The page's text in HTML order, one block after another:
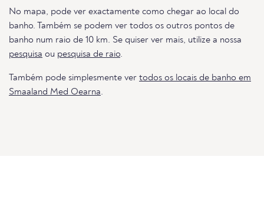
No mapa, pode ver exactamente como chegar ao local do
banho. Também se podem ver todos os outros pontos de
banho num raio de 10 km. Se quiser ver mais, utilize a nossa
pesquisa ou pesquisa de raio.
Também pode simplesmente ver todos os locais de banho em
Smaaland Med Oearna.